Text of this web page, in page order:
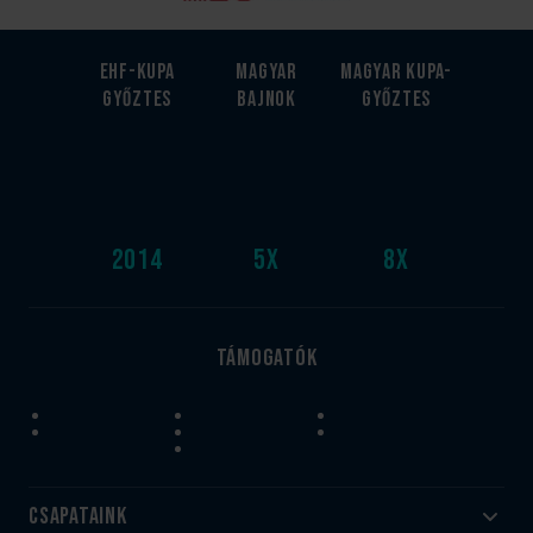
EHF-Kupa
győztes
2014
Magyar
bajnok
5x
Magyar kupa-
győztes
8x
Támogatók
Csapataink